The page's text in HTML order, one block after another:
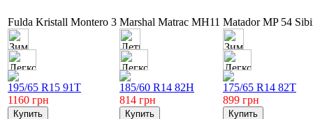
Fulda Kristall Montero 3
195/65 R15 91T
1160 грн
Marshal Matrac MH11
185/60 R14 82H
814 грн
Matador MP 54
175/65 R14 82T
899 грн